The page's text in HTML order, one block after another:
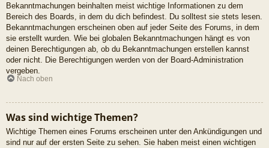
Bekanntmachungen beinhalten meist wichtige Informationen zu dem
Bereich des Boards, in dem du dich befindest. Du solltest sie stets lesen.
Bekanntmachungen erscheinen oben auf jeder Seite des Forums, in dem
sie erstellt wurden. Wie bei globalen Bekanntmachungen hängt es von
deinen Berechtigungen ab, ob du Bekanntmachungen erstellen kannst
oder nicht. Die Berechtigungen werden von der Board-Administration
vergeben.
Nach oben
Was sind wichtige Themen?
Wichtige Themen eines Forums erscheinen unter den Ankündigungen und
sind nur auf der ersten Seite zu sehen. Sie haben meist einen wichtigen